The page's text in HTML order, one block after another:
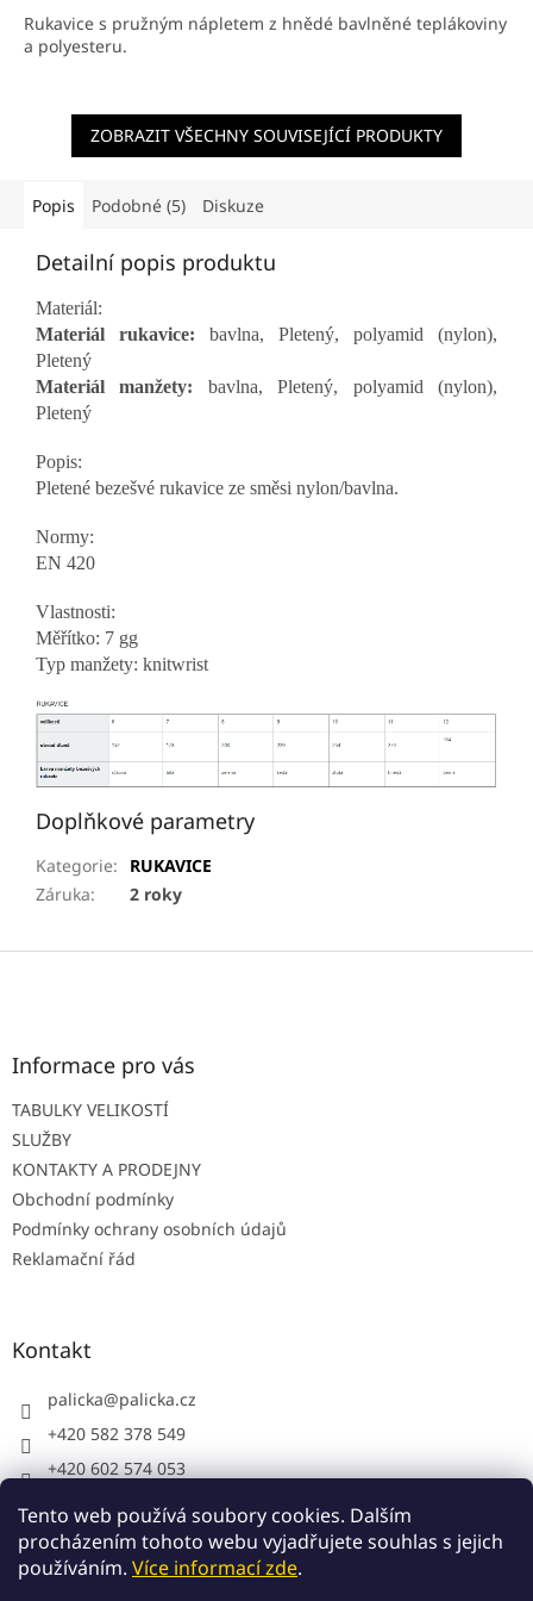
Tento web používá soubory cookies. Dalším
procházením tohoto webu vyjadřujete souhlas s jejich
používáním. Více informací zde.
z
5
hvězdiček.
Rukavice s pružným nápletem z hnědé bavlněné teplákoviny
a polyesteru.
ZOBRAZIT VŠECHNY SOUVISEJÍCÍ PRODUKTY
Popis Podobné (5) Diskuze
Detailní popis produktu
Materiál:
Materiál rukavice: bavlna, Pletený, polyamid (nylon),
Pletený
Materiál manžety: bavlna, Pletený, polyamid (nylon),
Pletený
Popis:
Pletené bezešvé rukavice ze směsi nylon/bavlna.
Normy:
EN 420
Vlastnosti:
Měřítko: 7 gg
Typ manžety: knitwrist
Doplňkové parametry
Kategorie:
RUKAVICE
Záruka: 2 roky
Z
Informace pro vás
TABULKY VELIKOSTÍ
SLUŽBY
KONTAKTY A PRODEJNY
Obchodní podmínky
Podmínky ochrany osobních údajů
Reklamační řád
Kontakt
palicka@palicka.cz
+420 582 378 549
+420 602 574 053
Palička s.r.o. - pracovní oděvy